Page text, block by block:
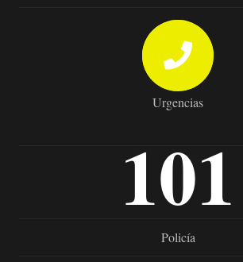
Urgencias
101
Policía